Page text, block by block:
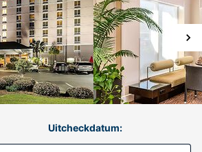
Uitcheckdatum: